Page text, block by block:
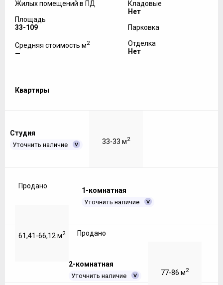
Жилых помещений в ПД
Площадь
33-109
Средняя стоимость м2
—
Кладовые
Нет
Парковка
Отделка
Нет
Квартиры
Студия
Уточнить наличие 33-33 м2
Продано
1-комнатная
Уточнить наличие
61,41-66,12 м2 Продано
2-комнатная
Уточнить наличие 77-86 м2